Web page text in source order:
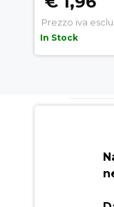
Prezzo iva
In Stock